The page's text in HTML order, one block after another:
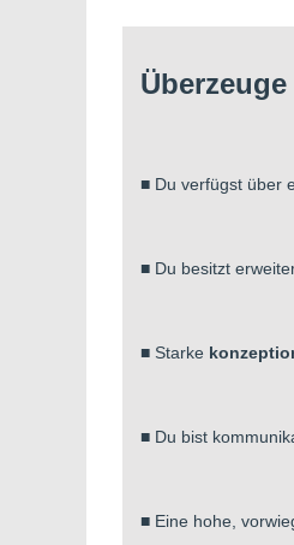
■ Du verfügst über
■ Du besitzt
■ Starke
■ Du bist
■ Eine hohe,